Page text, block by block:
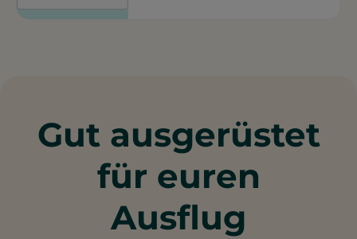
Gut ausgerüstet
für euren
Ausflug